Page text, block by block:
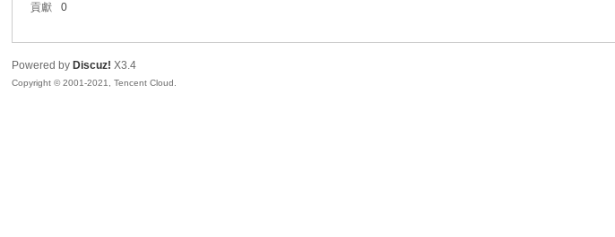
貢獻
0
Powered by Discuz! X3.4
Copyright © 2001-2021, Tencent Cloud.